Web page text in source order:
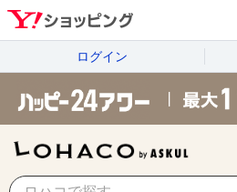
ログイン